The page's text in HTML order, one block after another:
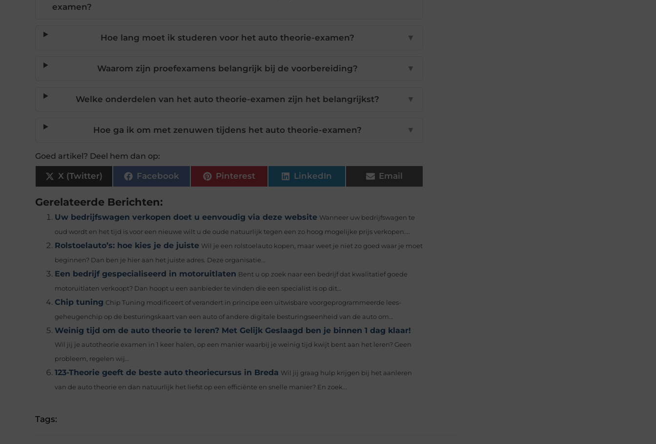
examen?
Hoe lang moet ik studeren voor het auto theorie-examen? ▼
Waarom zijn proefexamens belangrijk bij de voorbereiding? ▼
Welke onderdelen van het auto theorie-examen zijn het belangrijkst? ▼
Hoe ga ik om met zenuwen tijdens het auto theorie-examen? ▼
Goed artikel? Deel hem dan op:
X (Twitter) Facebook Pinterest LinkedIn Email
Gerelateerde Berichten:
Uw bedrijfswagen verkopen doet u eenvoudig via deze website Wanneer uw bedrijfswagen te
oud wordt en het tijd is voor een nieuwe wilt u de oude natuurlijk tegen een zo hoog mogelijke prijs verkopen....
Rolstoelauto’s: hoe kies je de juiste Wil je een rolstoelauto kopen, maar weet je niet zo goed waar je moet
beginnen? Dan ben je hier aan het juiste adres. Deze organisatie...
Een bedrijf gespecialiseerd in motoruitlaten Bent u op zoek naar een bedrijf dat kwalitatief goede
motoruitlaten verkoopt? Dan hoopt u een aanbieder te vinden die een specialist is op dit...
Chip tuning Chip Tuning modificeert of verandert in principe een uitwisbare voorgeprogrammeerde lees-
geheugenchip op de besturingskaart van een auto of andere digitale besturingseenheid van de auto om...
Weinig tijd om de auto theorie te leren? Met Gelijk Geslaagd ben je binnen 1 dag klaar!
Wil jij je autotheorie examen in 1 keer halen, op een manier waarbij je weinig tijd kwijt bent aan het leren? Geen
probleem, regelen wij...
123-Theorie geeft de beste auto theoriecursus in Breda Wil jij graag hulp krijgen bij het aanleren
van de auto theorie en dan natuurlijk het liefst op een efficiënte en snelle manier? En zoek...
Tags: